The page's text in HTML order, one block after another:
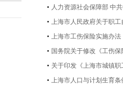
人力资源社会保障部 中
上海市人民政府关于职
上海市工伤保险实施办法
国务院关于修改《工伤
关于印发《上海市城镇
上海市人口与计划生育条